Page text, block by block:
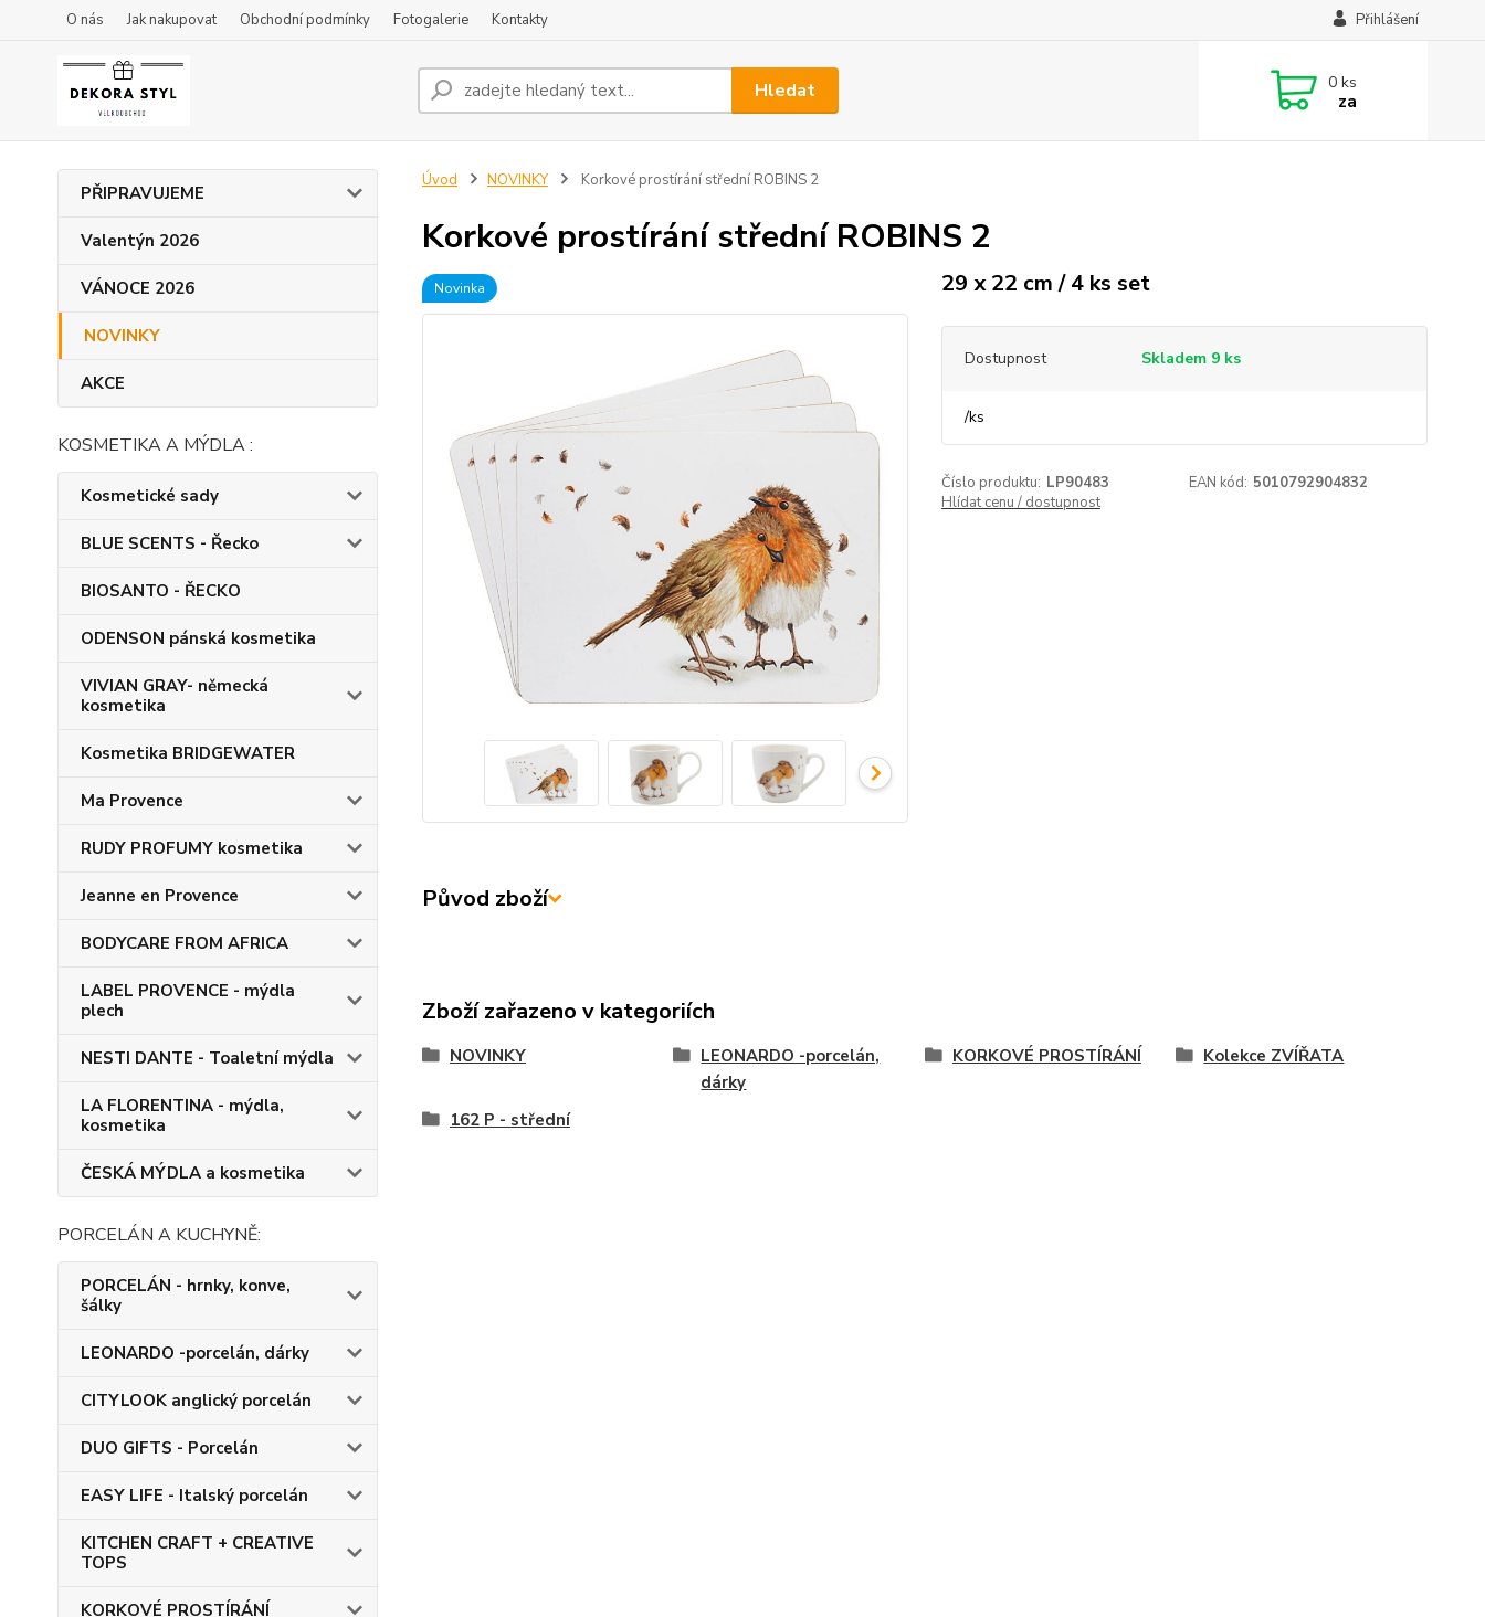
O nás Jak nakupovat Obchodní podmínky Fotogalerie Kontakty Přihlášení
Hledat 0 ks
za
PŘIPRAVUJEME
Valentýn 2026
VÁNOCE 2026
NOVINKY
AKCE
KOSMETIKA A MÝDLA :
Kosmetické sady
BLUE SCENTS - Řecko
BIOSANTO - ŘECKO
ODENSON pánská kosmetika
VIVIAN GRAY- německá
kosmetika
Kosmetika BRIDGEWATER
Ma Provence
RUDY PROFUMY kosmetika
Jeanne en Provence
BODYCARE FROM AFRICA
LABEL PROVENCE - mýdla
plech
NESTI DANTE - Toaletní mýdla
LA FLORENTINA - mýdla,
kosmetika
ČESKÁ MÝDLA a kosmetika
PORCELÁN A KUCHYNĚ:
PORCELÁN - hrnky, konve,
šálky
LEONARDO -porcelán, dárky
CITYLOOK anglický porcelán
DUO GIFTS - Porcelán
EASY LIFE - Italský porcelán
KITCHEN CRAFT + CREATIVE
TOPS
KORKOVÉ PROSTÍRÁNÍ
Úvod NOVINKY Korkové prostírání střední ROBINS 2
Korkové prostírání střední ROBINS 2
Novinka 29 x 22 cm / 4 ks set
Dostupnost Skladem 9 ks
/ks
Číslo produktu: LP90483 EAN kód: 5010792904832
Hlídat cenu / dostupnost
Původ zboží
Zboží zařazeno v kategoriích
NOVINKY
LEONARDO -porcelán,
dárky
KORKOVÉ PROSTÍRÁNÍ Kolekce ZVÍŘATA
162 P - střední